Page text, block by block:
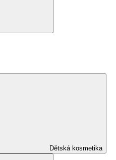
Dětská kosmetika